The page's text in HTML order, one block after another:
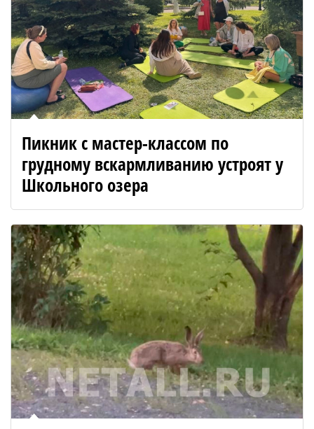
Пикник с мастер-классом по
грудному вскармливанию устроят у
Школьного озера